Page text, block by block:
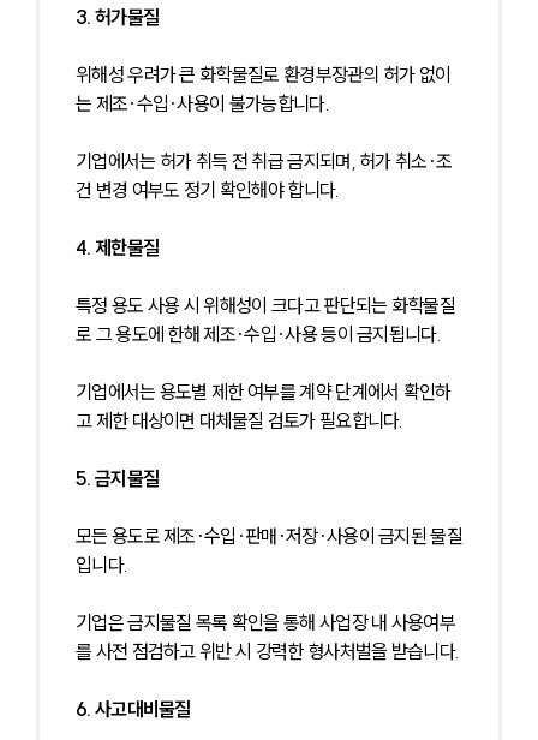
3. 허가물질
위해성 우려가 큰 화학물질로 환경부장관의 허가 없이
는 제조·수입·사용이 불가능합니다.
기업에서는 허가 취득 전 취급 금지되며, 허가 취소·조
건 변경 여부도 정기 확인해야 합니다.
4. 제한물질
특정 용도 사용 시 위해성이 크다고 판단되는 화학물질
로 그 용도에 한해 제조·수입·사용 등이 금지됩니다.
기업에서는 용도별 제한 여부를 계약 단계에서 확인하
고 제한 대상이면 대체물질 검토가 필요합니다.
5. 금지물질
모든 용도로 제조·수입·판매·저장·사용이 금지된 물질
입니다.
기업은 금지물질 목록 확인을 통해 사업장 내 사용여부
를 사전 점검하고 위반 시 강력한 형사처벌을 받습니다.
6. 사고대비물질